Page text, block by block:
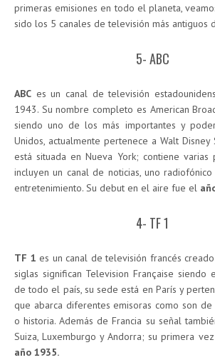
primeras emisiones en todo el planeta,
sido los 5 canales de televisión más antiguos
5- ABC
ABC es un canal de televisión
1943. Su nombre completo es American
siendo uno de los más importantes y
Unidos, actualmente pertenece a Walt Disney
está situada en Nueva York; contiene varias
incluyen un canal de noticias, uno
entretenimiento. Su debut en el aire fue el
4- TF 1
TF 1 es un canal de televisión francés
siglas significan Television Française siendo
de todo el país, su sede está en París y
que abarca diferentes emisoras como son de
o historia. Además de Francia su señal
Suiza, Luxemburgo y Andorra; su primera
año 1935.